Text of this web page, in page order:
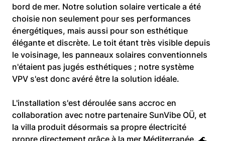
bord de mer. Notre solution solaire verticale a été
choisie non seulement pour ses performances
énergétiques, mais aussi pour son esthétique
élégante et discrète. Le toit étant très visible depuis
le voisinage, les panneaux solaires conventionnels
n'étaient pas jugés esthétiques ; notre système
VPV s'est donc avéré être la solution idéale.
L'installation s'est déroulée sans accroc en
collaboration avec notre partenaire SunVibe OÜ, et
la villa produit désormais sa propre électricité
propre directement grâce à la mer Méditerranée. 🌊